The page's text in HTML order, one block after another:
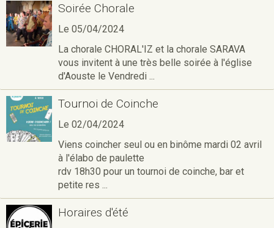
Soirée Chorale
Le 05/04/2024
La chorale CHORAL'IZ et la chorale SARAVA
vous invitent à une très belle soirée à l'église
d'Aouste le Vendredi ...
Tournoi de Coinche
Le 02/04/2024
Viens coincher seul ou en binôme mardi 02 avril
à l'élabo de paulette
rdv 18h30 pour un tournoi de coinche, bar et
petite res ...
Horaires d'été